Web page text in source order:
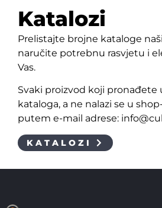
Katalozi
Prelistajte brojne kataloge
naručite potrebnu rasvjetu i
Vas.
Svaki proizvod koji pronađete
kataloga, a ne nalazi se u
putem e-mail adrese:
KATALOZI